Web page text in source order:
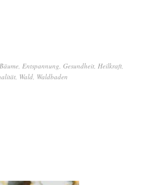
Bäume Entspannung Gesundheit Heilkraft
Wald Waldbaden